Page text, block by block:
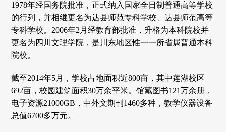
1978年经国务院批准，正式纳入国家全日制普通高等学校
的行列，并相继更名为达县师范专科学校、达县师范高等
专科学校。2006年2月经教育部批准，升格为本科院校并
更名为四川文理学院，是川东地区惟一一所省属普通本科
院校。
截至2014年5月，学校占地面积近800亩，其中莲湖校区
692亩，校园建筑面积30万余平米。馆藏图书121万余册，
电子资源21000GB，中外文期刊1460多种，教学仪器设备
总值6700多万元。